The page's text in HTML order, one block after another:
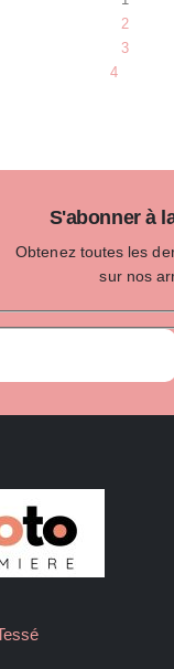
2
3
4
S'abonner à
Obtenez toutes les
sur nos